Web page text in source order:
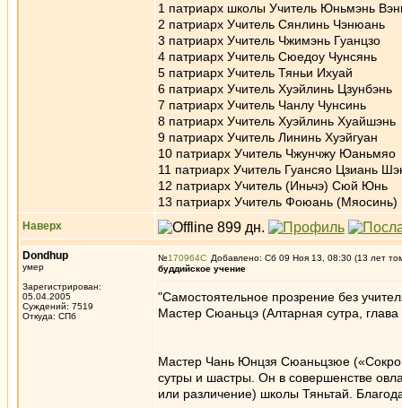
1 патриарх школы Учитель Юньмэнь
2 патриарх Учитель Сянлинь Чэнюань
3 патриарх Учитель Чжимэнь Гуанцзо
4 патриарх Учитель Сюедоу Чунсянь
5 патриарх Учитель Тяньи Ихуай
6 патриарх Учитель Хуэйлинь Цзунбэнь
7 патриарх Учитель Чанлу Чунсинь
8 патриарх Учитель Хуэйлинь Хуайшэнь
9 патриарх Учитель Лининь Хуэйгуан
10 патриарх Учитель Чжунчжу Юаньмяо
11 патриарх Учитель Гуансяо Цзиань
12 патриарх Учитель (Иньчэ) Сюй Юнь
13 патриарх Учитель Фоюань (Мяосинь)
Наверх
Dondhup
умер
Зарегистрирован:
05.04.2005
Суждений: 7519
Откуда: СПб
№170964
Добавлено: Сб 09 Ноя 13, 08:30 (13 лет
буддийское учение
"Самостоятельное прозрение без
Мастер Сюаньцэ (Алтарная сутра, глава
Мастер Чань Юнцзя Сюаньцзюе
сутры и шастры. Он в совершенстве
или различение) школы Тяньтай.